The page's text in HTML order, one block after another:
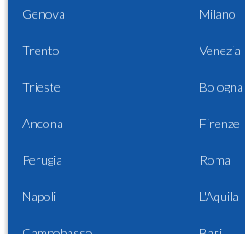
Genova Milano
Trento Venezia
Trieste Bologna
Ancona Firenze
Perugia Roma
Napoli L'Aquila